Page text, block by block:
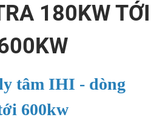
180KW TỚI
tâm IHI - dòng
600kw